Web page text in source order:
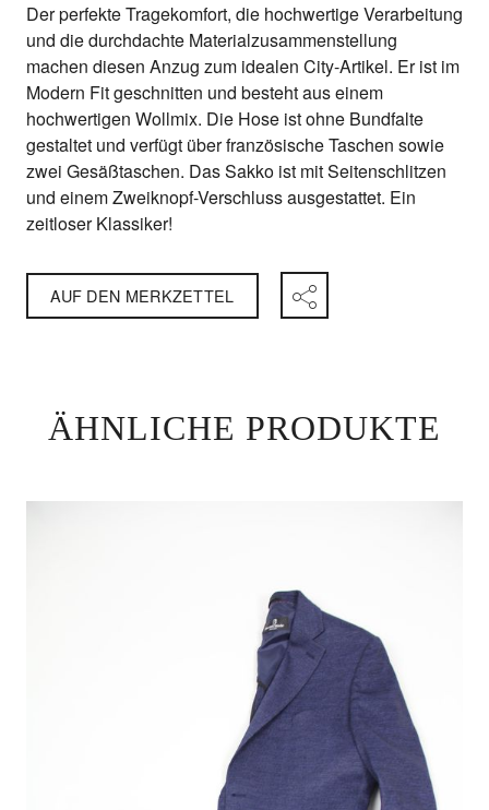
Der perfekte Tragekomfort, die hochwertige Verarbeitung
und die durchdachte Materialzusammenstellung
machen diesen Anzug zum idealen City-Artikel. Er ist im
Modern Fit geschnitten und besteht aus einem
hochwertigen Wollmix. Die Hose ist ohne Bundfalte
gestaltet und verfügt über französische Taschen sowie
zwei Gesäßtaschen. Das Sakko ist mit Seitenschlitzen
und einem Zweiknopf-Verschluss ausgestattet. Ein
zeitloser Klassiker!
AUF DEN MERKZETTEL
ÄHNLICHE PRODUKTE